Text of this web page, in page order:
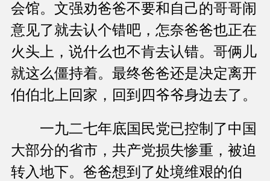
会馆。文强劝爸爸不要和自己的哥哥闹
意见了就去认个错吧，怎奈爸爸也正在
火头上，说什么也不肯去认错。哥俩儿
就这么僵持着。最终爸爸还是决定离开
伯伯北上回家，回到四爷爷身边去了。
一九二七年底国民党已控制了中国
大部分的省市，共产党损失惨重，被迫
转入地下。爸爸想到了处境维艰的伯